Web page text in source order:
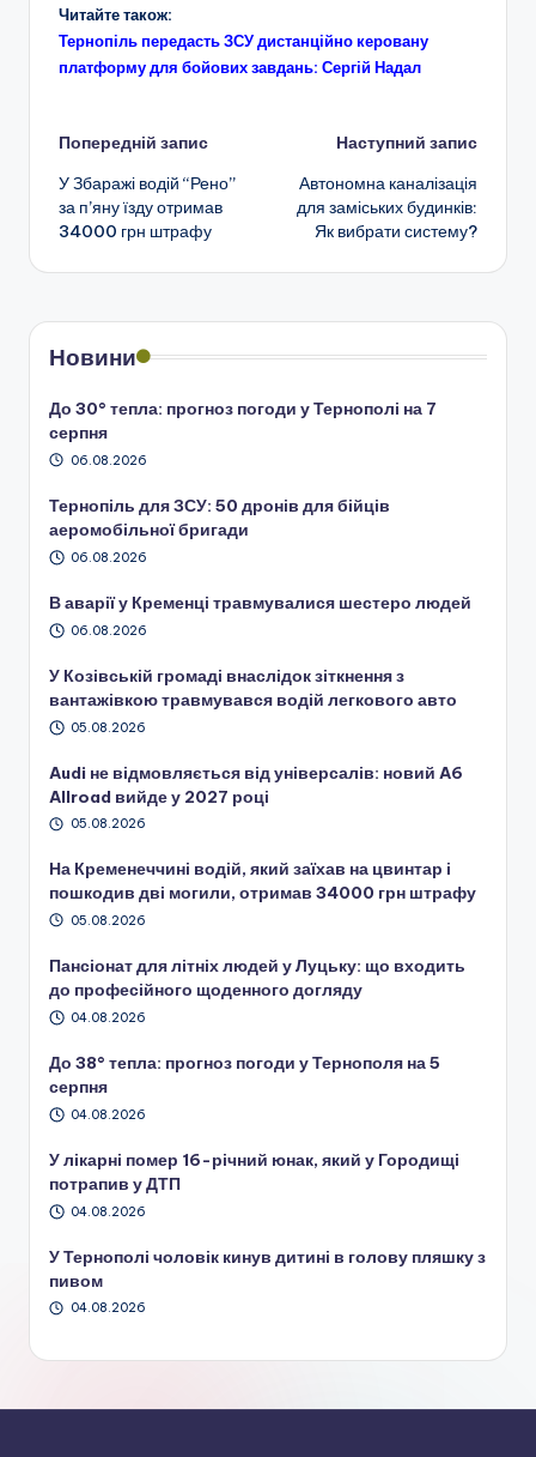
Читайте також:
Тернопіль передасть ЗСУ дистанційно керовану
платформу для бойових завдань: Сергій Надал
Навігація
по
запису
Попередній запис
У Збаражі водій “Рено”
за п’яну їзду отримав
34000 грн штрафу
Наступний запис
Автономна каналізація
для заміських будинків:
Як вибрати систему?
Новини
До 30° тепла: прогноз погоди у Тернополі на 7
серпня
06.08.2026
Тернопіль для ЗСУ: 50 дронів для бійців
аеромобільної бригади
06.08.2026
В аварії у Кременці травмувалися шестеро людей
06.08.2026
У Козівській громаді внаслідок зіткнення з
вантажівкою травмувався водій легкового авто
05.08.2026
Audi не відмовляється від універсалів: новий A6
Allroad вийде у 2027 році
05.08.2026
На Кременеччині водій, який заїхав на цвинтар і
пошкодив дві могили, отримав 34000 грн штрафу
05.08.2026
Пансіонат для літніх людей у Луцьку: що входить
до професійного щоденного догляду
04.08.2026
До 38° тепла: прогноз погоди у Тернополя на 5
серпня
04.08.2026
У лікарні помер 16-річний юнак, який у Городищі
потрапив у ДТП
04.08.2026
У Тернополі чоловік кинув дитині в голову пляшку з
пивом
04.08.2026